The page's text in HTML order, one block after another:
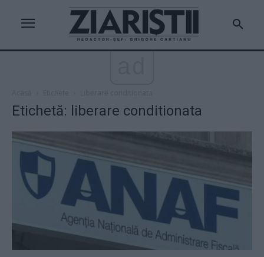
Etichetă: liberare conditionata